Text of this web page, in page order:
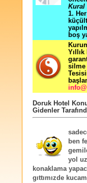
Kural
1.
boş
silme
Doruk Hotel
Gidenler
ben
yol
konaklama
gıttımızde